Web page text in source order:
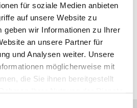
für soziale Medien anbieten
auf unsere Website zu
geben wir Informationen zu Ihrer
an unsere Partner für
und Analysen weiter. Unsere
möglicherweise mit
die Sie ihnen bereitgestellt
unserem professionellen Team aus
die schnell und effektiv Ihre
Geschäftsschluss sind wir per 24h-